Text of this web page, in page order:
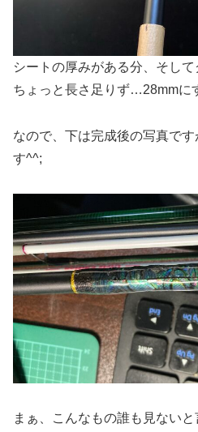
シートの厚みがある分、そし
ちょっと長さ足りず…28mmに
なので、下は完成後の写真で
す^^;
まぁ、こんなもの誰も見ない